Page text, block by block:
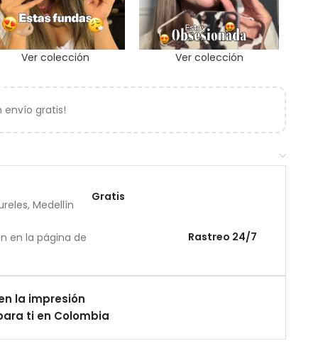
Ver colección Ver colección
gratis!
Medellín
Gratis
en la página de Rastreo 24/7
la impresión
ti en Colombia